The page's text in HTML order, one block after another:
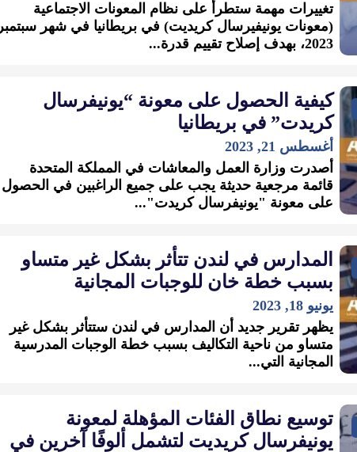
تغييرات مهمة ستطرأ على نظام المعونات الاجتماعية
(معونات يونيفيرسال كريديت) في بريطانيا في شهر سبتمبر
2023، بهدف إصلاح تقييم قدرة...
كيفية الحصول على معونة “يونيفرسال
كريدت” في بريطانيا
أغسطس 21, 2023
أصدرت وزارة العمل والمعاشات في المملكة المتحدة
قائمة مرجعية حديثة يجب على جميع الراغبين في الحصول
على معونة "يونيفرسال كريدت"...
المدارس في لندن تتأثر بشكل غير متساو
بسبب خطة خان للوجبات المجانية
يونيو 18, 2023
يظهر تقرير جديد أن المدارس في لندن ستتأثر بشكل غير
متساو من ناحية التكاليف بسبب خطة الوجبات المدرسية
المجانية التي...
توسيع نطاق الفئات المؤهلة لمعونة
يونيفرسال كريديت لتشمل ألوفًا آخرين في